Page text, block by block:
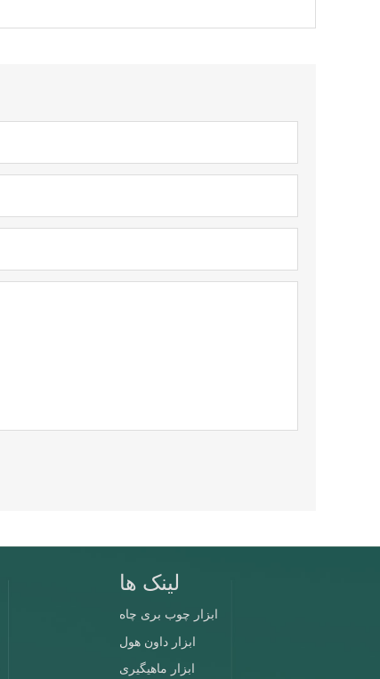
لینک ها
ابزار چوب بری چاه
ابزار داون هول
ابزار ماهیگیری